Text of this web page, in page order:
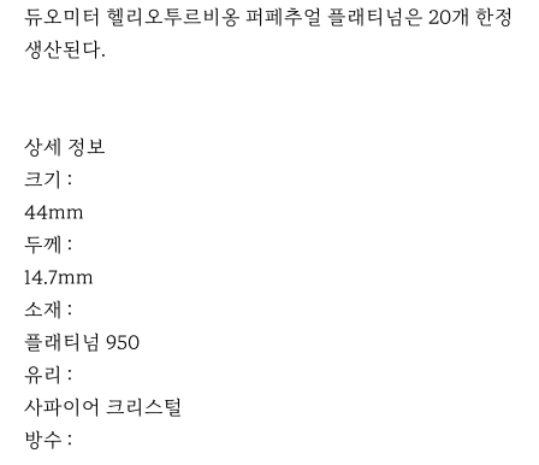
듀오미터 헬리오투르비옹 퍼페추얼 플래티넘은 20개 한정
생산된다.
상세 정보
크기 :
44mm
두께 :
14.7mm
소재 :
플래티넘 950
유리 :
사파이어 크리스털
방수 :